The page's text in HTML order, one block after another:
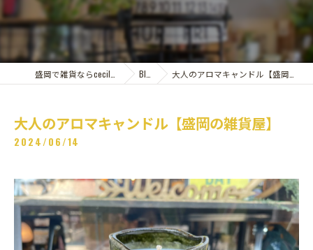
Blog 大人のアロマキャンドル【盛岡の雑貨屋】
大人のアロマキャンドル【盛岡の雑貨屋】
2024/06/14